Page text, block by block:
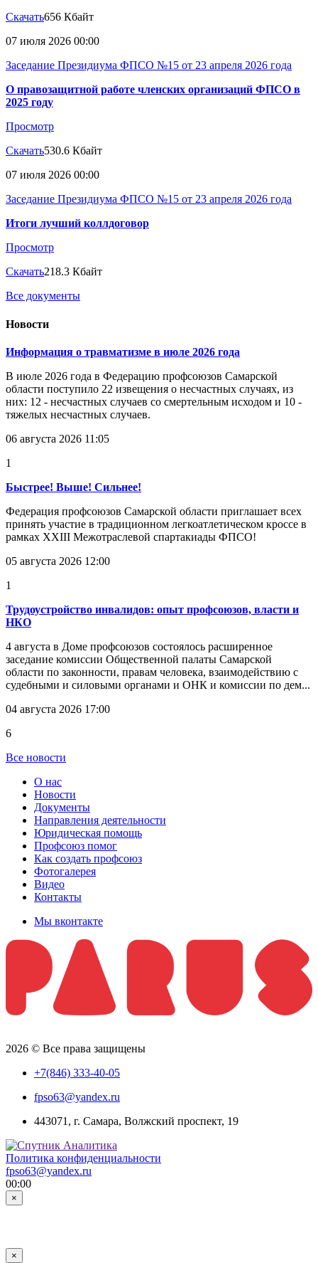
Скачать656 Кбайт
07 июля 2026 00:00
Заседание Президиума ФПСО №15 от 23 апреля 2026 года
О правозащитной работе членских организаций ФПСО в
2025 году
Просмотр
Скачать530.6 Кбайт
07 июля 2026 00:00
Заседание Президиума ФПСО №15 от 23 апреля 2026 года
Итоги лучший коллдоговор
Просмотр
Скачать218.3 Кбайт
Все документы
Новости
Информация о травматизме в июле 2026 года
В июле 2026 года в Федерацию профсоюзов Самарской
области поступило 22 извещения о несчастных случаях, из
них: 12 - несчастных случаев со смертельным исходом и 10 -
тяжелых несчастных случаев.
06 августа 2026 11:05
1
Быстрее! Выше! Сильнее!
Федерация профсоюзов Самарской области приглашает всех
принять участие в традиционном легкоатлетическом кроссе в
рамках XXIII Межотраслевой спартакиады ФПСО!
05 августа 2026 12:00
1
Трудоустройство инвалидов: опыт профсоюзов, власти и
НКО
4 августа в Доме профсоюзов состоялось расширенное
заседание комиссии Общественной палаты Самарской
области по законности, правам человека, взаимодействию с
судебными и силовыми органами и ОНК и комиссии по дем...
04 августа 2026 17:00
6
Все новости
О нас
Новости
Документы
Направления деятельности
Юридическая помощь
Профсоюз помог
Как создать профсоюз
Фотогалерея
Видео
Контакты
Мы вконтакте
2026 © Все права защищены
+7(846) 333-40-05
fpso63@yandex.ru
443071, г. Самара, Волжский проспект, 19
Политика конфиденциальности
fpso63@yandex.ru
00:00
×
×